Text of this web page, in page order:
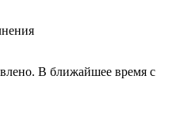
В ближайшее время с